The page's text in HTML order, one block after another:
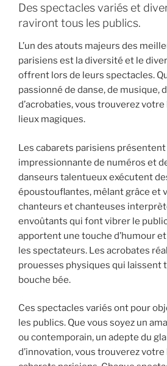
Des spectacles variés et
raviront tous les publics.
L’un des atouts majeurs des
parisiens est la diversité et le
offrent lors de leurs spectacles.
passionné de danse, de musique,
d’acrobaties, vous trouverez
lieux magiques.
Les cabarets parisiens
impressionnante de numéros et
danseurs talentueux exécutent
époustouflantes, mêlant grâce et
chanteurs et chanteuses
envoûtants qui font vibrer le
apportent une touche d’humour
les spectateurs. Les acrobates
prouesses physiques qui laissent
bouche bée.
Ces spectacles variés ont pour
les publics. Que vous soyez un
ou contemporain, un adepte du
d’innovation, vous trouverez